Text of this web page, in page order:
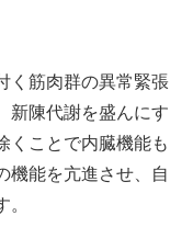
く筋肉群の異常緊張
新陳代謝を盛んにす
くことで内臓機能も
機能を亢進させ、自